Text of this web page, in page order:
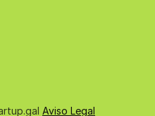
Aviso Legal